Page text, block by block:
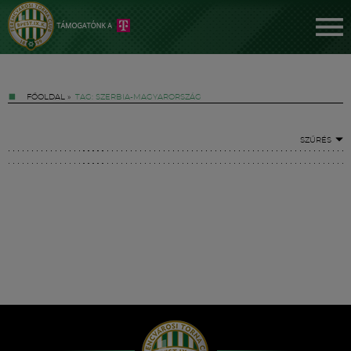
FŐOLDAL » TAG: SZERBIA-MAGYARORSZÁG
SZŰRÉS
Hírek